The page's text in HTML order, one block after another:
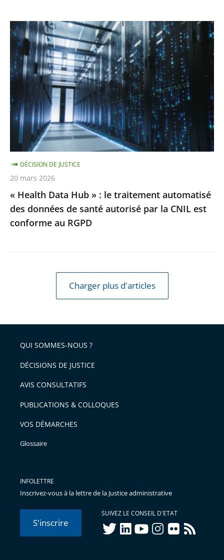
débat
public
«
Health
Data
Hub
»
:
le
traitement
automatisé
des
données
de
santé
autorisé
par
« Health Data Hub » : le traitement automatisé
des données de santé autorisé par la CNIL est
conforme au RGPD
DÉCISION DE JUSTICE
20 mars 2026
Charger plus d'articles
QUI SOMMES-NOUS ?
DÉCISIONS DE JUSTICE
AVIS CONSULTATIFS
PUBLICATIONS & COLLOQUES
VOS DÉMARCHES
Glossaire
INFOLETTRE
Inscrivez-vous à la lettre de la Justice administrative
S'inscrire
SUIVEZ LE CONSEIL D'ETAT
twitterlinkedInyoutubeinstagram
flickr rss